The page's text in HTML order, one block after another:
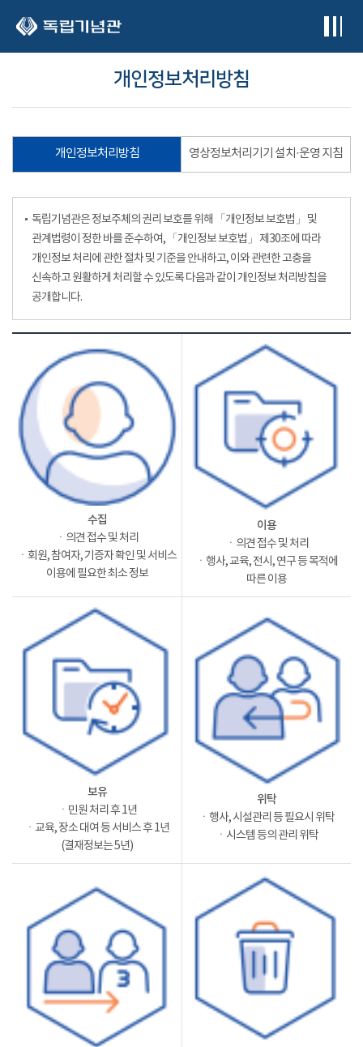
개인정보처리방침
개인정보처리방침 영상정보처리기기 설치·운영 지침
독립기념관은 정보주체의 권리 보호를 위해 「개인정보 보호법」 및
관계법령이 정한 바를 준수하여, 「개인정보 보호법」 제30조에 따라
개인정보 처리에 관한 절차 및 기준을 안내하고, 이와 관련한 고충을
신속하고 원활하게 처리할 수 있도록 다음과 같이 개인정보 처리방침을
공개합니다.
수집
ㆍ의견 접수 및 처리
ㆍ회원, 참여자, 기증자 확인 및 서비스
이용에 필요한 최소 정보
이용
ㆍ의견 접수 및 처리
ㆍ행사, 교육, 전시, 연구 등 목적에
따른 이용
보유
ㆍ민원 처리 후 1년
ㆍ교육, 장소 대여 등 서비스 후 1년
(결재정보는 5년)
위탁
ㆍ행사, 시설관리 등 필요시 위탁
ㆍ시스템 등의 관리 위탁